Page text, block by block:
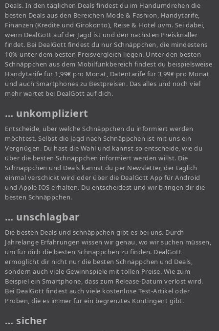
Deals. In den täglichen Deals findest du im Handumdrehen die
besten Deals aus den Bereichen Mode & Fashion, Handytarife,
Finanzen (Kredite und Girokonto), Reise & Hotel uvm. Sei dabei,
wenn DealGott auf der Jagd ist und den nächsten Preisknaller
findet. Bei DealGott findest du nur Schnäppchen, die mindestens
10% unter dem besten Preisvergleich liegen. Unter den besten
Schnäppchen aus dem Mobilfunkbereich findest du beispielsweise
Handytarife für 1,99€ pro Monat, Datentarife für 3,99€ pro Monat
und auch Smartphones zu Bestpreisen. Das alles und noch viel
mehr wartet bei DealGott auf dich.
… unkompliziert
Entscheide, über welche Schnäppchen du informiert werden
möchtest. Selbst die Jagd nach Schnäppchen ist mit uns ein
Vergnügen. Du hast die Wahl und kannst so entscheide, wie du
über die besten Schnäppchen informiert werden willst. Die
Schnäppchen und Deals kannst du per Newsletter, der täglich
einmal verschickt wird oder über die DealGott App für Android
und Apple IOS erhalten. Du entscheidest und wir bringen dir die
besten Schnäppchen.
… unschlagbar
Die besten Deals und schnäppchen gibt es bei uns. Durch
Jahrelange Erfahrungen wissen wir genau, wo wir suchen müssen,
um für dich die besten Schnäppchen zu finden. DealGott
ermöglicht dir nicht nur die besten Schnäppchen und Deals,
sondern auch viele Gewinnspiele mit tollen Preise. Wie zum
Beispiel ein Smartphone, dass zum Release-Datum verlost wird.
Bei DealGott findest auch viele kostenlose Test-Artikel oder
Proben, die es immer für ein begrenztes Kontingent gibt.
… sicher